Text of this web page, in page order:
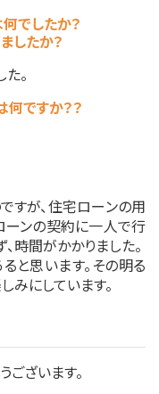
でしたか？
したか？
。
ですか？？
すが、住宅ローンの用
ーンの契約に一人で行
時間がかかりました。
と思います。その明る
みにしています。
ざいます。